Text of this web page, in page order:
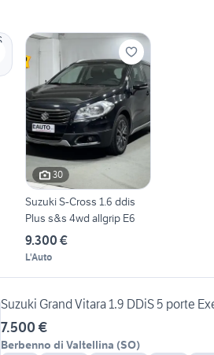
30
Suzuki S-Cross 1.6 ddis
Plus s&s 4wd allgrip E6
9.300 €
L'Auto
Suzuki Grand Vitara 1.9 DDiS 5 porte
7.500 €
Berbenno di Valtellina (SO)